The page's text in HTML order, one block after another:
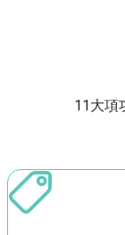
11大項